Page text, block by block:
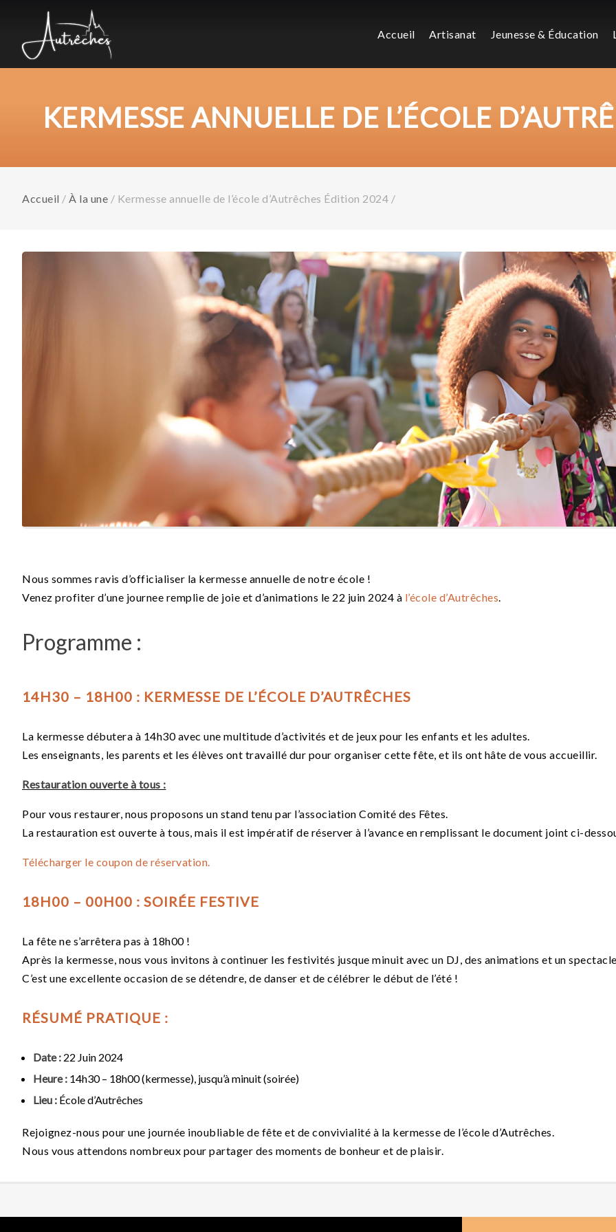
Accueil Artisanat Jeunesse & Éducation
KERMESSE ANNUELLE DE L’ÉCOLE
Accueil / À la une / Kermesse annuelle de l’école d’Autrêches Édition 2024 /
Nous sommes ravis d’officialiser la kermesse annuelle de notre école !
Venez profiter d’une journee remplie de joie et d’animations le 22 juin 2024 à l’école d’Autrêches.
Programme :
14H30 – 18H00 : KERMESSE DE L’ÉCOLE D’AUTRÊCHES
La kermesse débutera à 14h30 avec une multitude d’activités et de jeux pour les enfants et les adultes.
Les enseignants, les parents et les élèves ont travaillé dur pour organiser cette fête, et ils ont hâte de vous accueillir.
Restauration ouverte à tous :
Pour vous restaurer, nous proposons un stand tenu par l’association Comité des Fêtes.
La restauration est ouverte à tous, mais il est impératif de réserver à l’avance en remplissant le document joint ci-
Télécharger le coupon de réservation.
18H00 – 00H00 : SOIRÉE FESTIVE
La fête ne s’arrêtera pas à 18h00 !
Après la kermesse, nous vous invitons à continuer les festivités jusque minuit avec un DJ, des animations et un
C’est une excellente occasion de se détendre, de danser et de célébrer le début de l’été !
RÉSUMÉ PRATIQUE :
Date : 22 Juin 2024
Heure : 14h30 – 18h00 (kermesse), jusqu’à minuit (soirée)
Lieu : École d’Autrêches
Rejoignez-nous pour une journée inoubliable de fête et de convivialité à la kermesse de l’école d’Autrêches.
Nous vous attendons nombreux pour partager des moments de bonheur et de plaisir.